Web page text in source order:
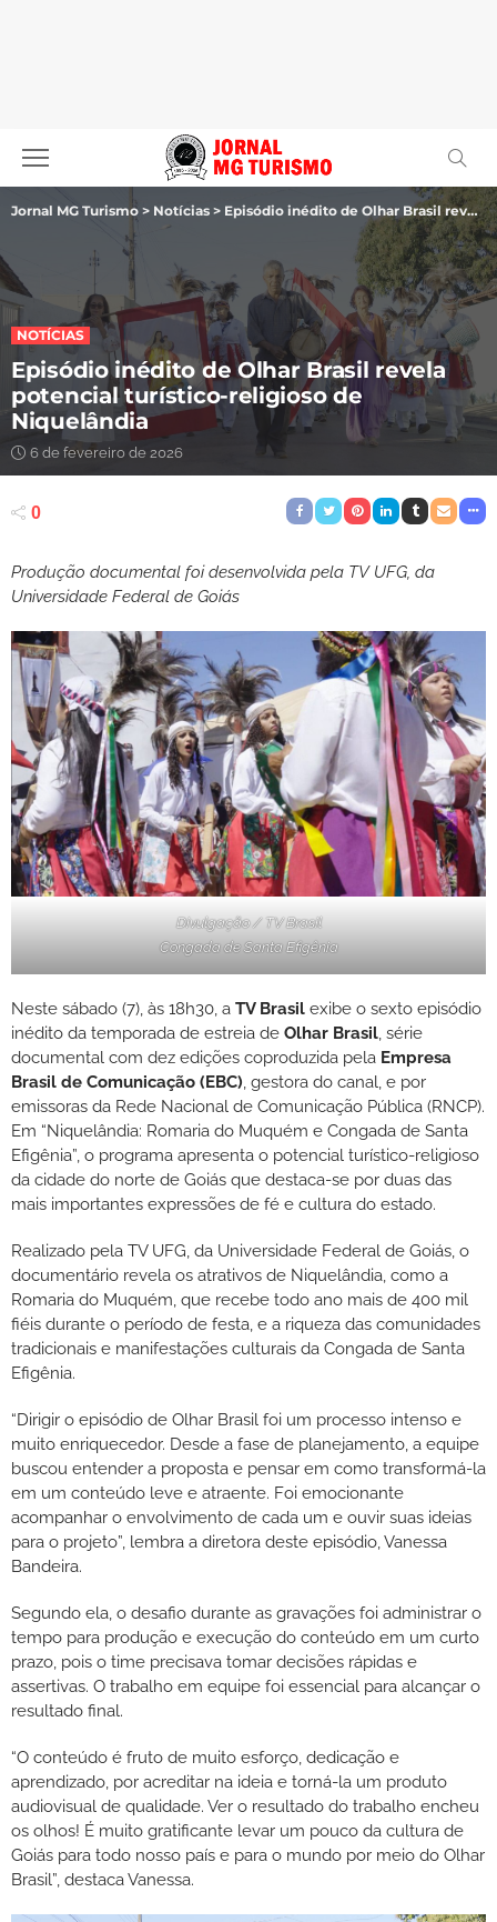
Jornal MG Turismo > Notícias > Episódio inédito de Olhar Brasil revela potencial turístico-religioso de Niquelândia
NOTÍCIAS
Episódio inédito de Olhar Brasil revela
potencial turístico-religioso de
Niquelândia
6 de fevereiro de 2026
0
Produção documental foi desenvolvida pela TV UFG, da
Universidade Federal de Goiás
Divulgação / TV Brasil
Congada de Santa Efigênia
Neste sábado (7), às 18h30, a TV Brasil exibe o sexto episódio
inédito da temporada de estreia de Olhar Brasil, série
documental com dez edições coproduzida pela Empresa
Brasil de Comunicação (EBC), gestora do canal, e por
emissoras da Rede Nacional de Comunicação Pública (RNCP).
Em “Niquelândia: Romaria do Muquém e Congada de Santa
Efigênia”, o programa apresenta o potencial turístico-religioso
da cidade do norte de Goiás que destaca-se por duas das
mais importantes expressões de fé e cultura do estado.
Realizado pela TV UFG, da Universidade Federal de Goiás, o
documentário revela os atrativos de Niquelândia, como a
Romaria do Muquém, que recebe todo ano mais de 400 mil
fiéis durante o período de festa, e a riqueza das comunidades
tradicionais e manifestações culturais da Congada de Santa
Efigênia.
“Dirigir o episódio de Olhar Brasil foi um processo intenso e
muito enriquecedor. Desde a fase de planejamento, a equipe
buscou entender a proposta e pensar em como transformá-la
em um conteúdo leve e atraente. Foi emocionante
acompanhar o envolvimento de cada um e ouvir suas ideias
para o projeto”, lembra a diretora deste episódio, Vanessa
Bandeira.
Segundo ela, o desafio durante as gravações foi administrar o
tempo para produção e execução do conteúdo em um curto
prazo, pois o time precisava tomar decisões rápidas e
assertivas. O trabalho em equipe foi essencial para alcançar o
resultado final.
“O conteúdo é fruto de muito esforço, dedicação e
aprendizado, por acreditar na ideia e torná-la um produto
audiovisual de qualidade. Ver o resultado do trabalho encheu
os olhos! É muito gratificante levar um pouco da cultura de
Goiás para todo nosso país e para o mundo por meio do Olhar
Brasil”, destaca Vanessa.